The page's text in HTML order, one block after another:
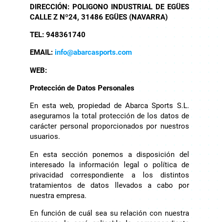
DIRECCIÓN: POLIGONO INDUSTRIAL DE EGÜES
CALLE Z Nº24, 31486 EGÜES (NAVARRA)
TEL: 948361740
EMAIL:info@abarcasports.com
WEB:
Protección de Datos Personales
En esta web, propiedad de Abarca Sports S.L.
aseguramos la total protección de los datos de
carácter personal proporcionados por nuestros
usuarios.
En esta sección ponemos a disposición del
interesado la información legal o política de
privacidad correspondiente a los distintos
tratamientos de datos llevados a cabo por
nuestra empresa.
En función de cuál sea su relación con nuestra